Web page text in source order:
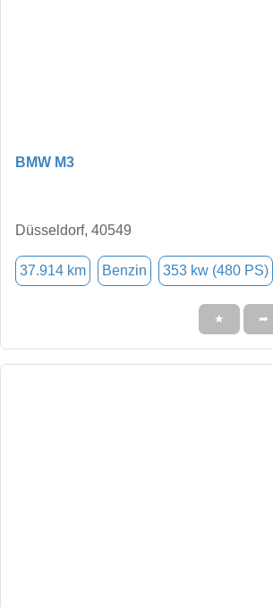
BMW M3
Düsseldorf, 40549
37.914 km Benzin 353 kw (480 PS)
★ ➦